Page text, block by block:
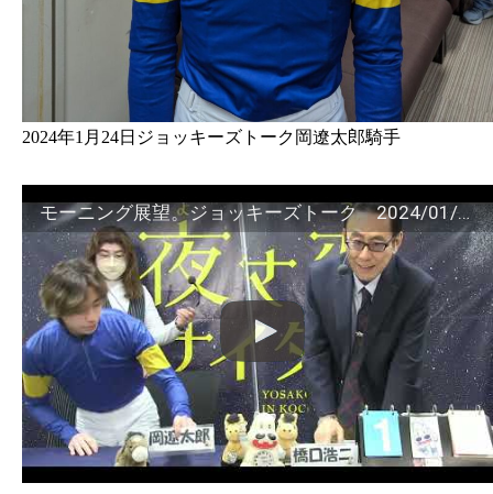
2024年1月24日ジョッキーズトーク岡遼太郎騎手
モーニング展望。ジョッキーズトーク 2024/01/24